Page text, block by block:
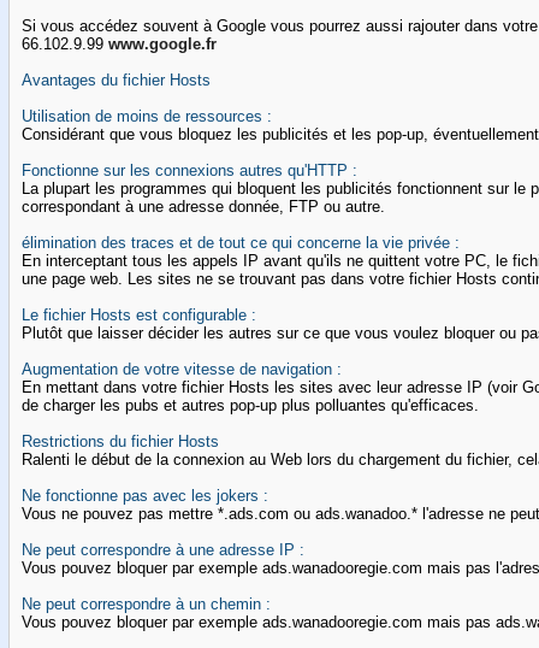
Si vous accédez souvent à Google vous pourrez aussi rajouter dans
66.102.9.99 www.google.fr
Avantages du fichier Hosts
Utilisation de moins de ressources :
Considérant que vous bloquez les publicités et les pop-up,
Fonctionne sur les connexions autres qu'HTTP :
La plupart les programmes qui bloquent les publicités fonctionnent sur
correspondant à une adresse donnée, FTP ou autre.
élimination des traces et de tout ce qui concerne la vie privée :
En interceptant tous les appels IP avant qu'ils ne quittent votre PC, le
une page web. Les sites ne se trouvant pas dans votre fichier Hosts
Le fichier Hosts est configurable :
Plutôt que laisser décider les autres sur ce que vous voulez bloquer ou
Augmentation de votre vitesse de navigation :
En mettant dans votre fichier Hosts les sites avec leur adresse IP (voir
de charger les pubs et autres pop-up plus polluantes qu'efficaces.
Restrictions du fichier Hosts
Ralenti le début de la connexion au Web lors du chargement du fichier,
Ne fonctionne pas avec les jokers :
Vous ne pouvez pas mettre *.ads.com ou ads.wanadoo.* l'adresse ne
Ne peut correspondre à une adresse IP :
Vous pouvez bloquer par exemple ads.wanadooregie.com mais pas
Ne peut correspondre à un chemin :
Vous pouvez bloquer par exemple ads.wanadooregie.com mais pas